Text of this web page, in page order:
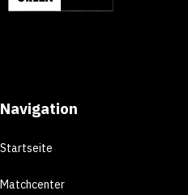
Navigation
Startseite
Matchcenter